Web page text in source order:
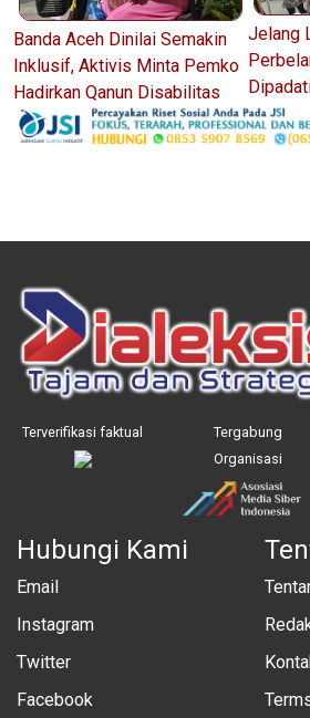
Banda Aceh Dinilai Semakin
Inklusif, Aktivis Minta Pemko
Hadirkan Qanun Disabilitas
Jelang
Terverifikasi faktual
Tergabung
Organisasi
Hubungi Kami
Email
Instagram
Twitter
Facebook